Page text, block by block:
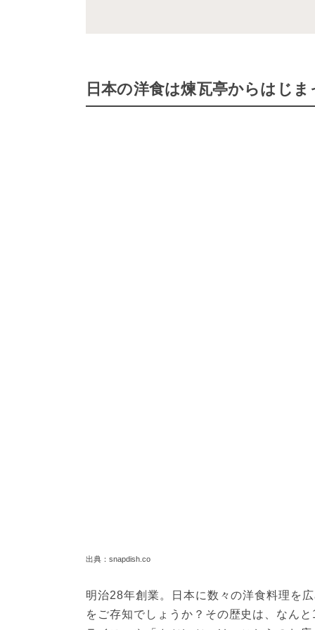
日本の洋食は煉瓦亭からはじま
出典：snapdish.co
明治28年創業。日本に数々の洋食料理を
をご存知でしょうか？その歴史は、なん